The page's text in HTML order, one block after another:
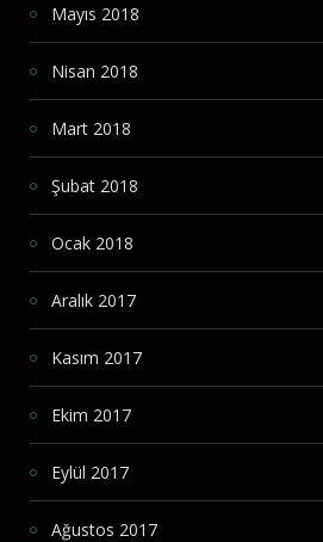
Mayıs 2018
Nisan 2018
Mart 2018
Şubat 2018
Ocak 2018
Aralık 2017
Kasım 2017
Ekim 2017
Eylül 2017
Ağustos 2017